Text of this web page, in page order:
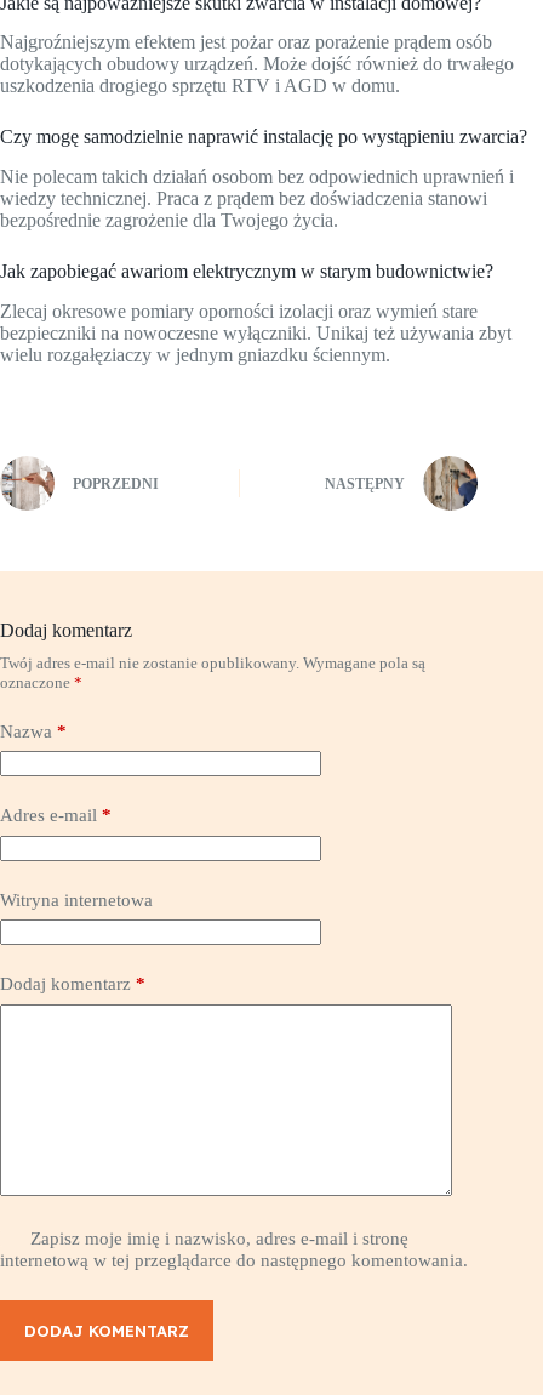
Najgroźniejszym efektem jest pożar oraz porażenie prądem osób
dotykających obudowy urządzeń. Może dojść również do trwałego
uszkodzenia drogiego sprzętu RTV i AGD w domu.
Czy mogę samodzielnie naprawić instalację po wystąpieniu zwarcia?
Nie polecam takich działań osobom bez odpowiednich uprawnień i
wiedzy technicznej. Praca z prądem bez doświadczenia stanowi
bezpośrednie zagrożenie dla Twojego życia.
Jak zapobiegać awariom elektrycznym w starym budownictwie?
Zlecaj okresowe pomiary oporności izolacji oraz wymień stare
bezpieczniki na nowoczesne wyłączniki. Unikaj też używania zbyt
wielu rozgałęziaczy w jednym gniazdku ściennym.
POPRZEDNI NASTĘPNY
Dodaj komentarz
Twój adres e-mail nie zostanie opublikowany. Wymagane pola są
oznaczone *
Nazwa *
Adres e-mail *
Witryna internetowa
Dodaj komentarz *
Zapisz moje imię i nazwisko, adres e-mail i stronę
internetową w tej przeglądarce do następnego komentowania.
DODAJ KOMENTARZ